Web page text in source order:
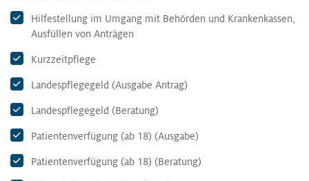
Hilfestellung im Umgang mit Behörden und Krankenkassen,
Ausfüllen von Anträgen
Kurzzeitpflege
Landespflegegeld (Ausgabe Antrag)
Landespflegegeld (Beratung)
Patientenverfügung (ab 18) (Ausgabe)
Patientenverfügung (ab 18) (Beratung)